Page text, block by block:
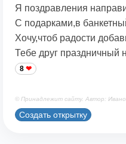
Я поздравления
С подарками,в
Хочу,чтоб радости
Тебе друг праздничный
8
© Принадлежит сайту. Автор:
Создать открытку